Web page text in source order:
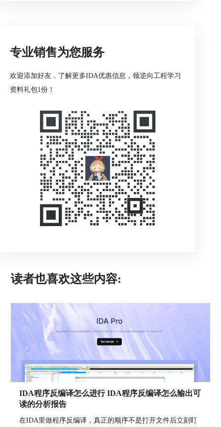
员用户），在分配后，用户的邮箱地址登录Portal才能查看和下载
licenses，管理员将不显示licenses.
前登录的管理员邮箱。
对于浮动许可证
注意：IDA floating许可分配要分配插件，分配link
to license server的许可，绑定到License server上。
如果有Lumina和Teams附加组件，也分配上。
Licesne server许可分配服务器MAC地址。Lumina和
Teams服务器也分配MAC地址。
Named许可分配和下载
1. 导航到Licenses -> Subscriptions。在列表中，
找到要激活许可证的许可证 ID 和产品。在
2. 在新对话框中，分配许可证的所有权：设置此
IDA 实例用户的电子邮件地址（可以是您的）并选
择反编译器。（可选）选择 Lumina和 Teams 服务
器并勾选复选框以发送到这个邮箱portal帐户。
专业销售为您服务
欢迎添加好友，了解更多IDA优惠信息，领逆向工程学习
资料礼包1份！
读者也喜欢这些内容:
IDA程序反编译怎么进行 IDA程序反编译怎么输出可
读的分析报告
在IDA里做程序反编译，真正的顺序不是打开文件后立刻盯